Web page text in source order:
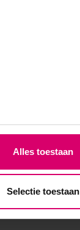
Alles toestaan
Selectie toestaan
Gold